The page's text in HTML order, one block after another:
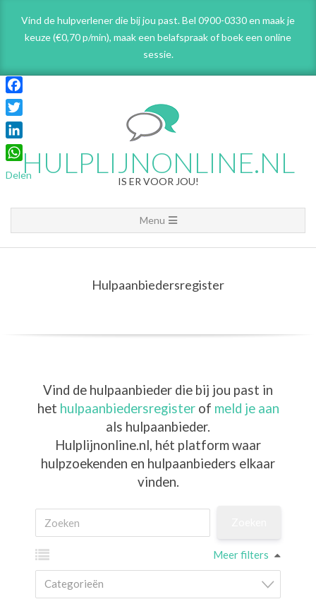
content
Vind de hulpverlener die bij jou past. Bel 0900-0330 en maak je
keuze (€0,70 p/min), maak een belafspraakof boek een online
sessie.
HULPLIJNONLINE.NL
IS ER VOOR JOU!
Navigation
Menu
Menu
Hulpaanbiedersregister
Vind de hulpaanbieder die bij jou past in
het hulpaanbiedersregisterof meld je aan
als hulpaanbieder.
Hulplijnonline.nl, hét platform waar
hulpzoekenden en hulpaanbieders elkaar
vinden.
Meer filters
Categorieën
Facebook
Twitter
LinkedIn
WhatsApp
Delen